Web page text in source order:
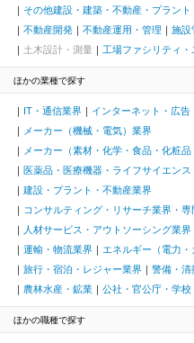
その他建設・建築・不動産・プラン
不動産開発
不動産運用・管理 施設
土木設計・測量
工場ファシリティ
ほかの業種で探す
IT・通信業界
インターネット・広告
メーカー（機械・電気）業界
メーカー（素材・化学・食品・化粧
医薬品・医療機器・ライフサイエンス
建設・プラント・不動産業界
コンサルティング・リサーチ業界・
人材サービス・アウトソーシング業
運輸・物流業界
エネルギー（電力
旅行・宿泊・レジャー業界
警備・清
農林水産・鉱業
公社・官公庁・学校
ほかの職種で探す